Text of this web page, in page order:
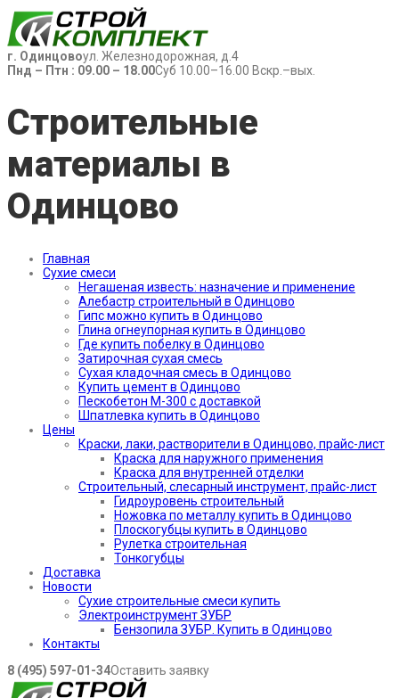
г. Одинцовоул. Железнодорожная, д.4
Пнд – Птн : 09.00 – 18.00Суб 10.00–16.00 Вскр.–вых.
Строительные
материалы в
Одинцово
Главная
Сухие смеси
Негашеная известь: назначение и применение
Алебастр строительный в Одинцово
Гипс можно купить в Одинцово
Глина огнеупорная купить в Одинцово
Где купить побелку в Одинцово
Затирочная сухая смесь
Сухая кладочная смесь в Одинцово
Купить цемент в Одинцово
Пескобетон М-300 с доставкой
Шпатлевка купить в Одинцово
Цены
Краски, лаки, растворители в Одинцово, прайс-лист
Краска для наружного применения
Краска для внутренней отделки
Строительный, слесарный инструмент, прайс-лист
Гидроуровень строительный
Ножовка по металлу купить в Одинцово
Плоскогубцы купить в Одинцово
Рулетка строительная
Тонкогубцы
Доставка
Новости
Сухие строительные смеси купить
Электроинструмент ЗУБР
Бензопила ЗУБР. Купить в Одинцово
Контакты
8 (495) 597-01-34Оставить заявку